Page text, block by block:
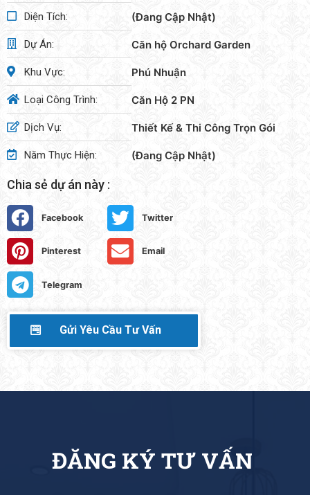
Diện Tích:
Dự Án:
Khu Vực:
Loại Công Trình:
Dịch Vụ:
Năm Thực Hiện:
Chia sẻ dự án này :
Facebook Twitter
Pinterest Email
Telegram
Gửi Yêu Cầu Tư Vấn
(Đang Cập Nhật)
Căn hộ Orchard Garden
Phú Nhuận
Căn Hộ 2 PN
Thiết Kế & Thi Công Trọn Gói
(Đang Cập Nhật)
ĐĂNG KÝ TƯ VẤN